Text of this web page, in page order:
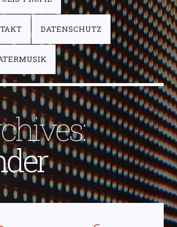
DATENSCHUTZ